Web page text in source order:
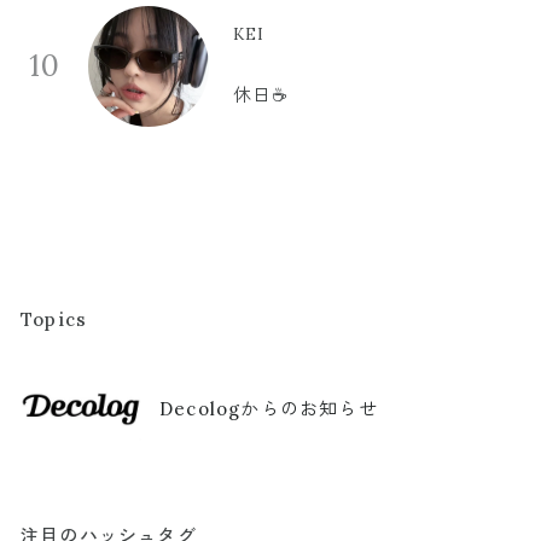
10
KEI
休日☕️
Topics
Decologからのお知らせ
注目のハッシュタグ